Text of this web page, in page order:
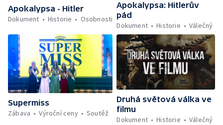
Apokalypsa - Hitler
Dokument
Historie Osobnosti
Apokalypsa: Hitlerův
pád
Dokument
Historie Válečný
Supermiss
Zábava
Výroční ceny Soutěž
Druhá světová válka ve
filmu
Dokument
Historie Válečný